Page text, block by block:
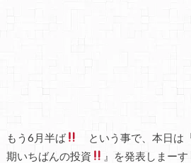
もう6月半ば
という事で、本日は
期いちばんの投資
』を発表しまーす